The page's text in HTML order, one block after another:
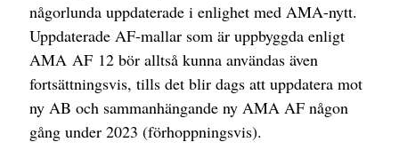
någorlunda uppdaterade i enlighet med AMA-nytt.
Uppdaterade AF-mallar som är uppbyggda enligt
AMA AF 12 bör alltså kunna användas även
fortsättningsvis, tills det blir dags att uppdatera mot
ny AB och sammanhängande ny AMA AF någon
gång under 2023 (förhoppningsvis).